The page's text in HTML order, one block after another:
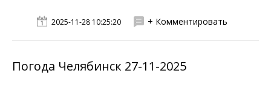
2025-11-28 10:25:20 + Комментировать
Погода Челябинск 27-11-2025